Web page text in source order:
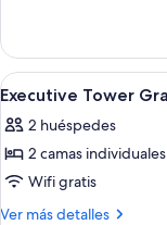
Deluxe
Double
(Le
Salon
Access)
Tower
Grand
Deluxe
(Le
Salon
Abrir
todas
las
fotos
de
Executive
5
Executive Tower
2 huéspedes
2 camas individuales
Wifi gratis
Ver más detalles
Más